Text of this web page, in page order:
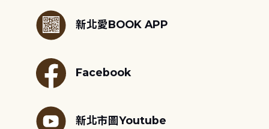
新北愛BOOK APP
Facebook
新北市圖Youtube